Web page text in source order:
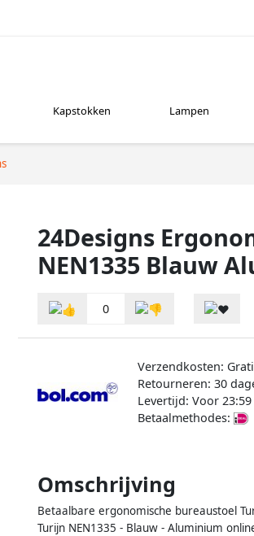
Kapstokken Lampen
24Designs
NEN1335 Blauw
0
Verzendkosten:
Retourneren: 30
Levertijd: Voor
Betaalmethodes:
Omschrijving
Betaalbare ergonomische bureaustoel
Turijn NEN1335 - Blauw - Aluminium